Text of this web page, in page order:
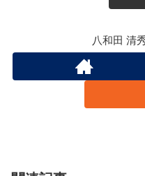
八和田 清